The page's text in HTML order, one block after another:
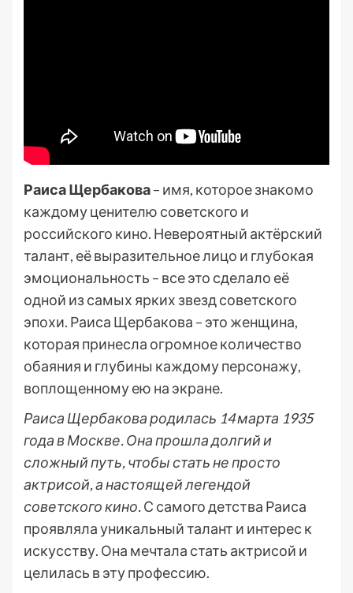
Раиса Щербакова– имя, которое знакомо
каждому ценителю советского и
российского кино. Невероятный актёрский
талант, её выразительное лицо и глубокая
эмоциональность – все это сделало её
одной из самых ярких звезд советского
эпохи. Раиса Щербакова – это женщина,
которая принесла огромное количество
обаяния и глубины каждому персонажу,
воплощенному ею на экране.
Раиса Щербакова родилась 14 марта 1935
года в Москве. Она прошла долгий и
сложный путь, чтобы стать не просто
актрисой, а настоящей легендой
советского кино.С самого детства Раиса
проявляла уникальный талант и интерес к
искусству. Она мечтала стать актрисой и
целилась в эту профессию.